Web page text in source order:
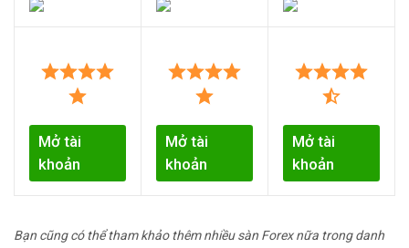
Mở tài
khoản
Mở tài
khoản
Mở tài
khoản
Bạn cũng có thể tham khảo thêm nhiều sàn Forex nữa trong danh